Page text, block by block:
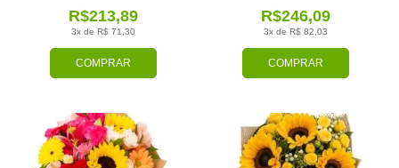
COMPRAR
3x de R$ 71,30
R$213,89
COMPRAR
3x de R$ 82,03
R$246,09